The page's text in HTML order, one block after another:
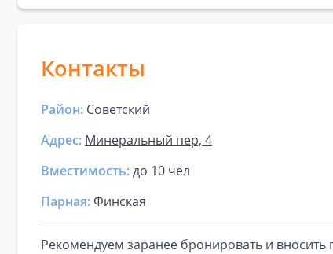
Контакты
Район: Советский
Адрес: Минеральный пер, 4
Вместимость:до 10 чел
Парная:Финская
Рекомендуем заранее бронировать и